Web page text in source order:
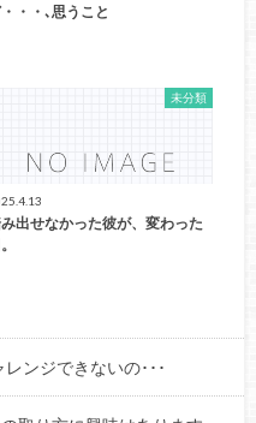
・・・､思うこと
未分類
出せなかった彼が、変わった
ンジできないの･･･